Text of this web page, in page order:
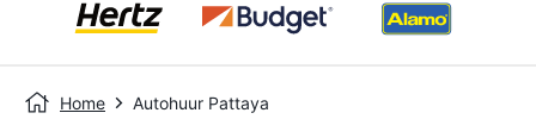
Home Autohuur Pattaya